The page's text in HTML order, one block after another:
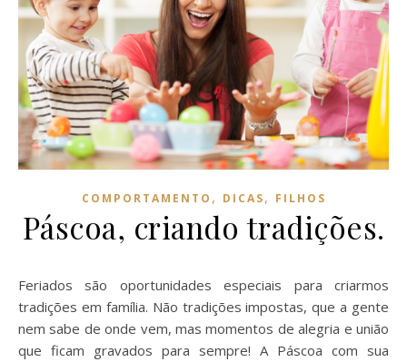
COMPORTAMENTO , DICAS, FILHOS
Páscoa, criando tradições.
Feriados são oportunidades especiais para criarmos
tradições em família. Não tradições impostas, que a gente
nem sabe de onde vem, mas momentos de alegria e união
que ficam gravados para sempre! A Páscoa com sua